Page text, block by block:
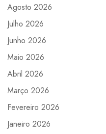
Agosto 2026
Julho 2026
Junho 2026
Maio 2026
Abril 2026
Março 2026
Fevereiro 2026
Janeiro 2026